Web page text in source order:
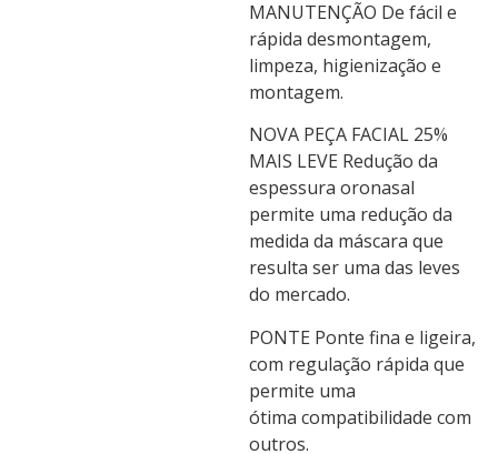
MANUTENÇÃO De fácil e
rápida desmontagem,
limpeza, higienização e
montagem.
NOVA PEÇA FACIAL 25%
MAIS LEVE Redução da
espessura oronasal
permite uma redução da
medida da máscara que
resulta ser uma das leves
do mercado.
PONTE Ponte fina e ligeira,
com regulação rápida que
permite uma
ótima compatibilidade com
outros.